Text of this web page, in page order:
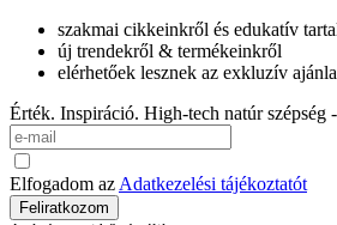
szakmai cikkeinkről és edukatív
új trendekről & termékeinkről
elérhetőek lesznek az exkluzív
Érték. Inspiráció. High-tech natúr szépség
Elfogadom az Adatkezelési tájékoztatót
Feliratkozom